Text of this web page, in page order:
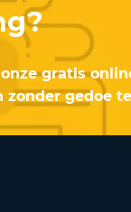
gratis
zonder gedoe